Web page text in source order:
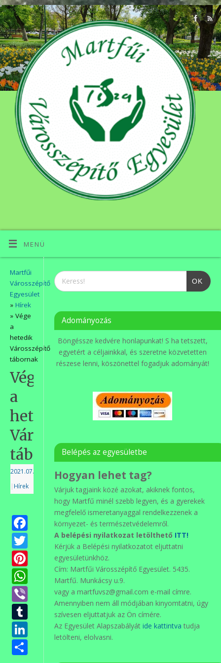
MENÜ
Martfűi
Városszépítő
Egyesület
»Hírek
» Vége
a
hetedik
Városszépítő
tábornak
Vége
a
hetedik
Városszépítő
tábornak
2021.07.19.
|Hírek
Facebook
Twitter
Pinterest
WhatsApp
Viber
Tumblr
LinkedIn
Ossza
OK
Adományozás
Böngéssze kedvére honlapunkat! S ha tetszett,
egyetért a céljainkkal, és szeretne közvetetten
részese lenni, köszönettel fogadjuk adományát!
Belépés az egyesületbe
Hogyan lehet tag?
Várjuk tagjaink közé azokat, akiknek fontos,
hogy Martfű minél szebb legyen, és a gyerekek
megfelelő ismeretanyaggal rendelkezzenek a
környezet- és természetvédelemről.
A belépési nyilatkozat letölthető ITT!
Kérjük a Belépési nyilatkozatot eljuttatni
egyesületünkhöz.
Cím: Martfűi Városszépítő Egyesület. 5435.
Martfű. Munkácsy u.9.
vagy a martfuvsz@gmail.com e-mail címre.
Amennyiben nem áll módjában kinyomtatni, úgy
szívesen eljuttatjuk az Ön címére.
Az Egyesület Alapszabályát ide kattintva tudja
letölteni, elolvasni.